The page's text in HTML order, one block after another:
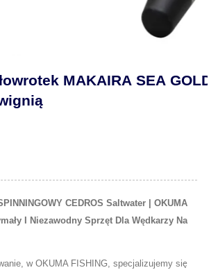
MAKAIRA SEA GOLD Z
CEDROS Saltwater | OKUMA
I Niezawodny Sprzęt Dla Wędkarzy Na
w OKUMA FISHING, specjalizujemy się